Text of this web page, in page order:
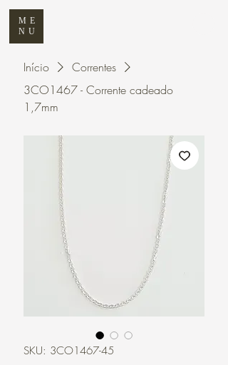
ME
NU
Início
Correntes
3CO1467 - Corrente cadeado
1,7mm
SKU: 3CO1467-45